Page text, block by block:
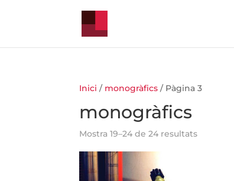
Inici / monogràfics / Pàgina 3
monogràfics
Mostra 19–24 de 24 resultats